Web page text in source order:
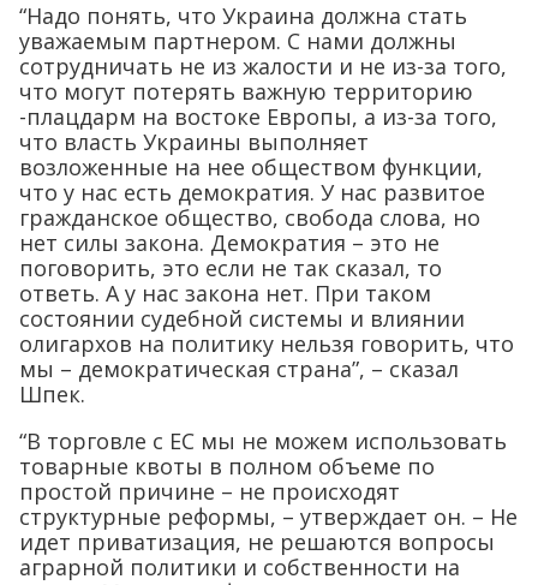
“Надо понять, что Украина должна стать
уважаемым партнером. С нами должны
сотрудничать не из жалости и не из-за того,
что могут потерять важную территорию
-плацдарм на востоке Европы, а из-за того,
что власть Украины выполняет
возложенные на нее обществом функции,
что у нас есть демократия. У нас развитое
гражданское общество, свобода слова, но
нет силы закона. Демократия – это не
поговорить, это если не так сказал, то
ответь. А у нас закона нет. При таком
состоянии судебной системы и влиянии
олигархов на политику нельзя говорить, что
мы – демократическая страна”, – сказал
Шпек.
“В торговле с ЕС мы не можем использовать
товарные квоты в полном объеме по
простой причине – не происходят
структурные реформы, – утверждает он. – Не
идет приватизация, не решаются вопросы
аграрной политики и собственности на